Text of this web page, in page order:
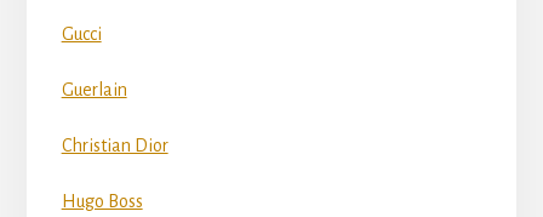
Gucci
Guerlain
Christian Dior
Hugo Boss